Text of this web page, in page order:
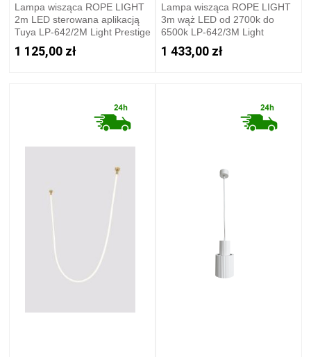
Lampa wisząca ROPE LIGHT
2m LED sterowana aplikacją
Tuya LP-642/2M Light Prestige
1 125,00 zł
Lampa wisząca ROPE LIGHT
3m wąż LED od 2700k do
6500k LP-642/3M Light
Prestige
1 433,00 zł